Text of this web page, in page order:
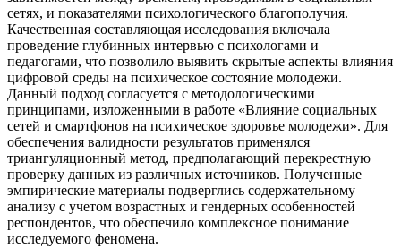
сетях, и показателями психологического благополучия.
Качественная составляющая исследования включала
проведение глубинных интервью с психологами и
педагогами, что позволило выявить скрытые аспекты влияния
цифровой среды на психическое состояние молодежи.
Данный подход согласуется с методологическими
принципами, изложенными в работе «Влияние социальных
сетей и смартфонов на психическое здоровье молодежи». Для
обеспечения валидности результатов применялся
триангуляционный метод, предполагающий перекрестную
проверку данных из различных источников. Полученные
эмпирические материалы подверглись содержательному
анализу с учетом возрастных и гендерных особенностей
респондентов, что обеспечило комплексное понимание
исследуемого феномена.